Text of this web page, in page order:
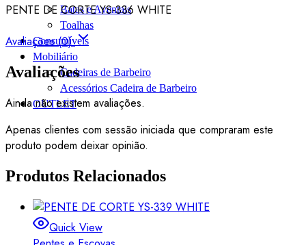
Batas e Aventais
Toalhas
Consumíveis
Mobiliário
Cadeiras de Barbeiro
Acessórios Cadeira de Barbeiro
OUTLET
PENTE DE CORTE YS-336 WHITE
Avaliações (0)
Avaliações
Ainda não existem avaliações.
Apenas clientes com sessão iniciada que compraram este
produto podem deixar opinião.
Produtos Relacionados
Quick View